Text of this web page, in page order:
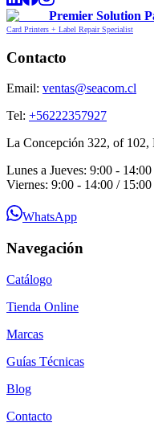
Premier Solution
Card Printers + Label Repair Specialist
Contacto
Email: ventas@seacom.cl
Tel: +56222357927
La Concepción 322, of 102,
Lunes a Jueves: 9:00 -
Viernes: 9:00 - 14:00 /
WhatsApp
Navegación
Catálogo
Tienda Online
Marcas
Guías Técnicas
Blog
Contacto